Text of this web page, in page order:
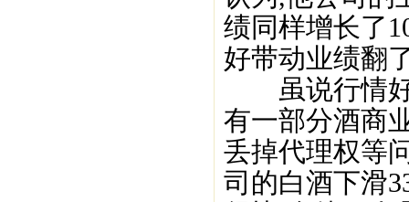
绩同样增长了
好带动业绩翻
虽说行情好
有一部分酒商
丢掉代理权等
司的白酒下滑